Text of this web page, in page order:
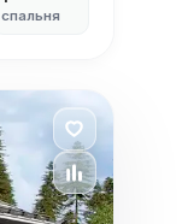
спальня